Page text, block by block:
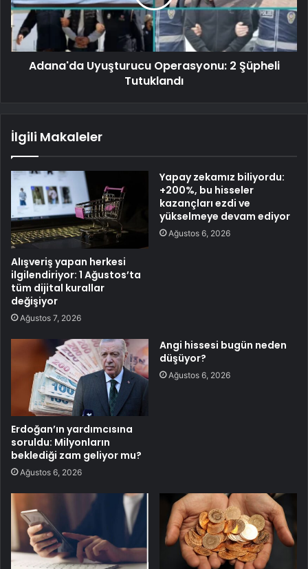
Adana'da Uyuşturucu Operasyonu: 2 Şüpheli
Tutuklandı
İlgili Makaleler
Alışveriş yapan herkesi
ilgilendiriyor: 1 Ağustos’ta
tüm dijital kurallar
değişiyor
Ağustos 7, 2026
Yapay zekamız biliyordu:
+200%, bu hisseler
kazançları ezdi ve
yükselmeye devam ediyor
Ağustos 6, 2026
Erdoğan’ın yardımcısına
soruldu: Milyonların
beklediği zam geliyor mu?
Ağustos 6, 2026
Angi hissesi bugün neden
düşüyor?
Ağustos 6, 2026